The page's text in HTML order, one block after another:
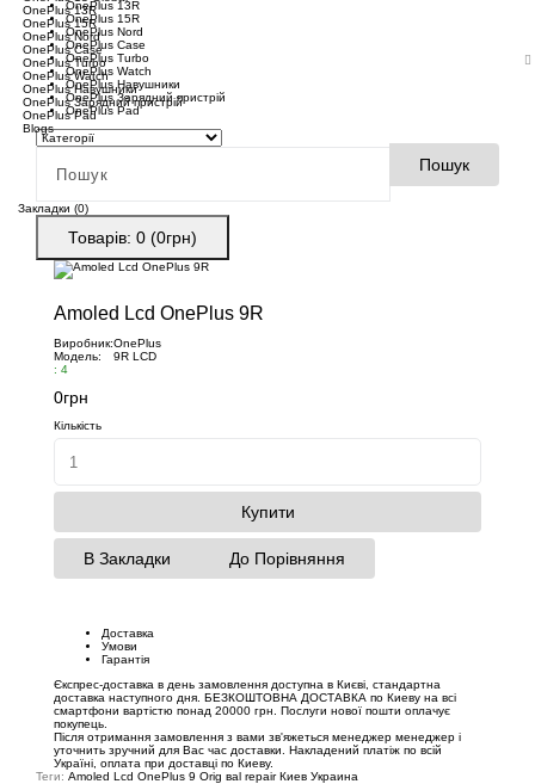
OnePlus 13R
OnePlus 15R
OnePlus Nord
OnePlus Case
OnePlus Turbo
OnePlus Watch
OnePlus Навушники
OnePlus Зарядний пристрій
OnePlus Pad
Blogs
OnePlus 13R
OnePlus 15R
OnePlus Nord
OnePlus Case
OnePlus Turbo
OnePlus Watch
OnePlus Навушники
OnePlus Зарядний пристрій
OnePlus Pad
Пошук
Закладки (0)
Товарів: 0 (0грн)
Amoled Lcd OnePlus 9R
Виробник:OnePlus
Модель:
9R LCD
: 4
0грн
Кількість
Купити
В Закладки До Порівняння
Доставка
Умови
Гарантія
Єкспрес-доставка в день замовлення доступна в Києві, стандартна
доставка наступного дня. БЕЗКОШТОВНА ДОСТАВКА по Киеву на всі
смартфони вартістю понад 20000 грн. Послуги нової пошти оплачує
покупець.
Після отримання замовлення з вами зв'яжеться менеджер менеджер і
уточнить зручний для Вас час доставки. Накладений платіж по всій
Україні, оплата при доставці по Киеву.
Теги: Amoled Lcd OnePlus 9 Orig вal repair Киев Украина